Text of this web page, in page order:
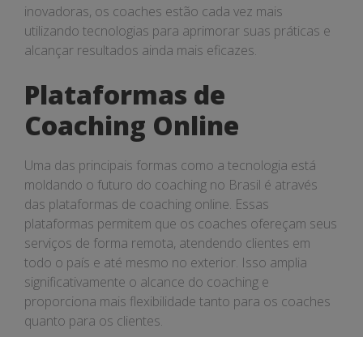
inovadoras, os coaches estão cada vez mais
utilizando tecnologias para aprimorar suas práticas e
alcançar resultados ainda mais eficazes.
Plataformas de
Coaching Online
Uma das principais formas como a tecnologia está
moldando o futuro do coaching no Brasil é através
das plataformas de coaching online. Essas
plataformas permitem que os coaches ofereçam seus
serviços de forma remota, atendendo clientes em
todo o país e até mesmo no exterior. Isso amplia
significativamente o alcance do coaching e
proporciona mais flexibilidade tanto para os coaches
quanto para os clientes.